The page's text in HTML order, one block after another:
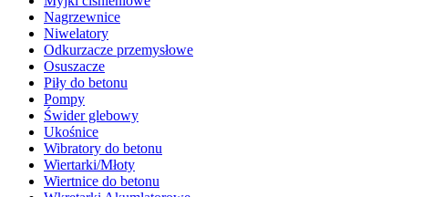
Nagrzewnice
Niwelatory
Odkurzacze przemysłowe
Osuszacze
Piły do betonu
Pompy
Świder glebowy
Ukośnice
Wibratory do betonu
Wiertarki/Młoty
Wiertnice do betonu